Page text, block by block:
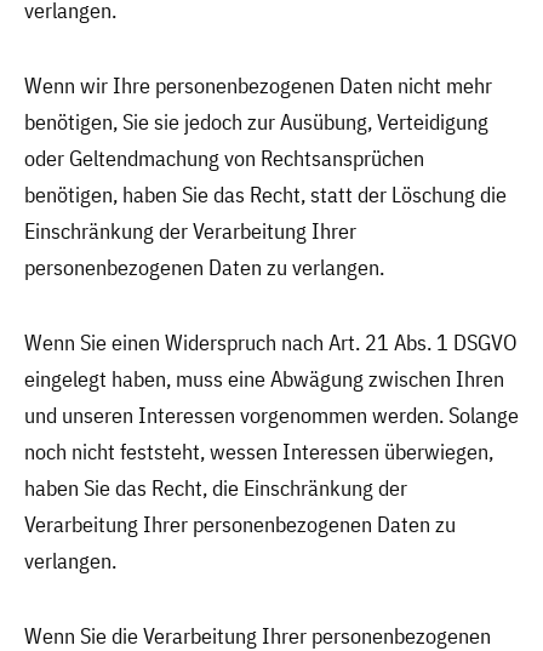
verlangen.
Wenn wir Ihre personenbezogenen Daten nicht mehr
benötigen, Sie sie jedoch zur Ausübung, Verteidigung
oder Geltendmachung von Rechtsansprüchen
benötigen, haben Sie das Recht, statt der Löschung die
Einschränkung der Verarbeitung Ihrer
personenbezogenen Daten zu verlangen.
Wenn Sie einen Widerspruch nach Art. 21 Abs. 1 DSGVO
eingelegt haben, muss eine Abwägung zwischen Ihren
und unseren Interessen vorgenommen werden. Solange
noch nicht feststeht, wessen Interessen überwiegen,
haben Sie das Recht, die Einschränkung der
Verarbeitung Ihrer personenbezogenen Daten zu
verlangen.
Wenn Sie die Verarbeitung Ihrer personenbezogenen